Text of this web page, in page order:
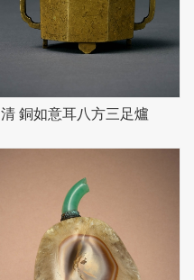
清 銅如意耳八方三足爐